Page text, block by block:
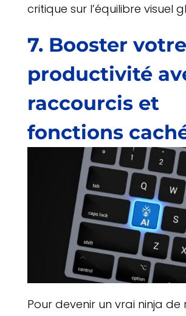
critique sur l’équilibre visuel
7. Booster votre
productivité
raccourcis et
fonctions
Pour devenir un vrai ninja de